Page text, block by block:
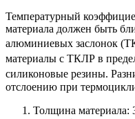
Температурный
материала должен быть
алюминиевых заслонок
материалы с ТКЛР в
силиконовые резины.
отслоению при
Толщина материала: